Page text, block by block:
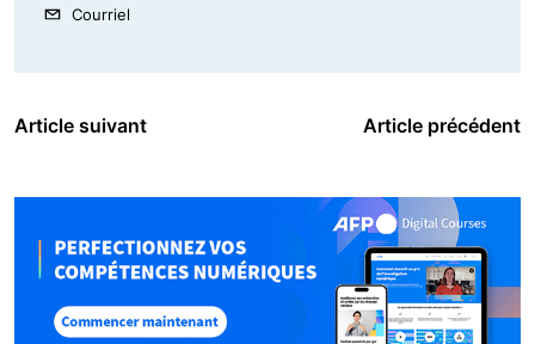
Courriel
Article suivant Article précédent